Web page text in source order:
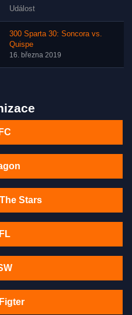
Událost
300 Sparta 30: Soncora vs.
Quispe
16. března 2019
Stars
Figter